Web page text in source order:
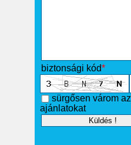
biztonsági kód*
sürgősen várom az
ajánlatokat